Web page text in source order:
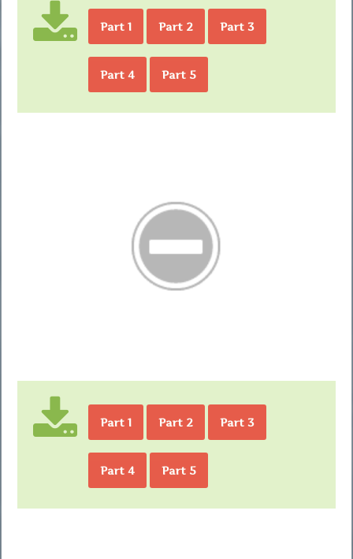
Part 1 Part 2 Part 3
Part 4 Part 5
Part 1 Part 2 Part 3
Part 4 Part 5